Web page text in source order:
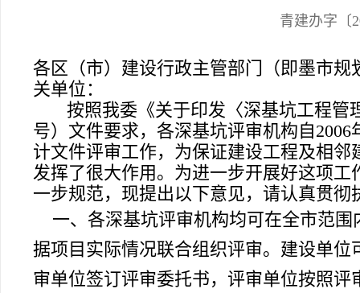
青建办字 〔
各区（市）建设行政主管部门（即墨市
关单位：
按照我委《关于印发〈深基坑工程管
号）文件要求，各深基坑评审机构自2006
计文件评审工作，为保证建设工程及相
发挥了很大作用。为进一步开展好这项
一步规范，现提出以下意见，请认真贯彻
一、 各深基坑评审机构均可在全市范
据项目实际情况联合组织评审。建设单
审单位签订评审委托书，评审单位按照